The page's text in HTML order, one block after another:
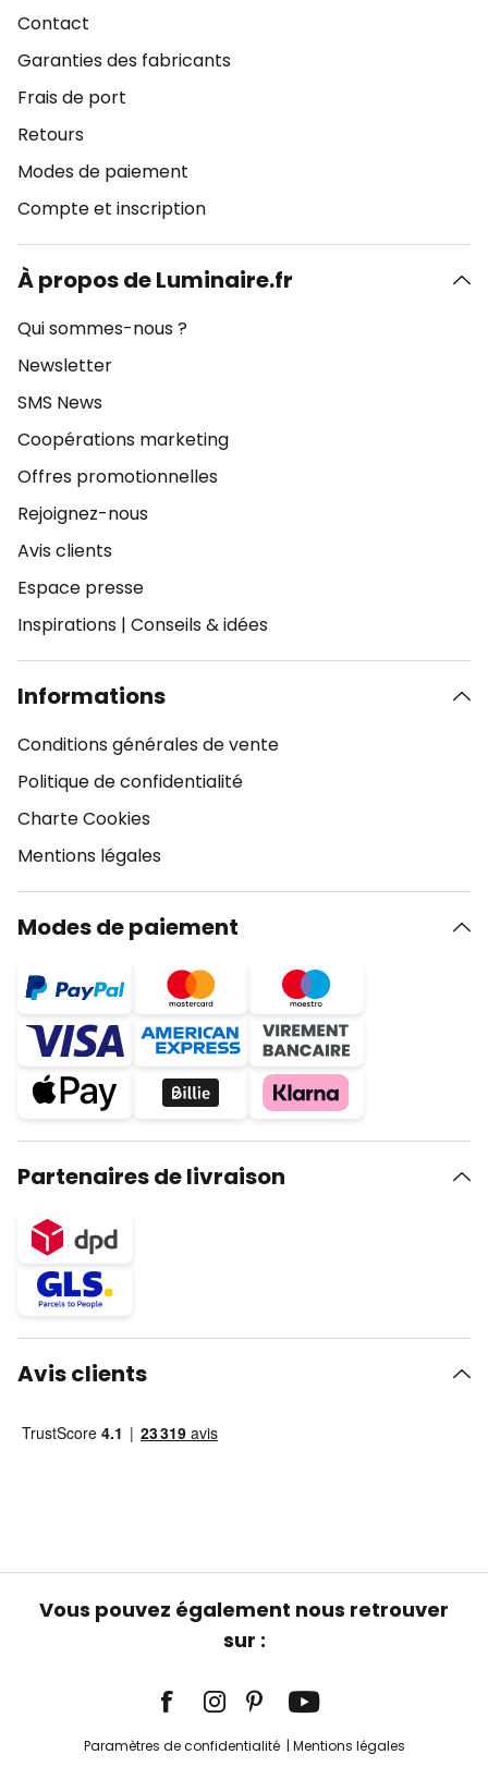
Contact
Garanties des fabricants
Frais de port
Retours
Modes de paiement
Compte et inscription
À propos de Luminaire.fr
Qui sommes-nous ?
Newsletter
SMS News
Coopérations marketing
Offres promotionnelles
Rejoignez-nous
Avis clients
Espace presse
Inspirations | Conseils & idées
Informations
Conditions générales de vente
Politique de confidentialité
Charte Cookies
Mentions légales
Modes de paiement
Partenaires de livraison
Avis clients
Vous pouvez également nous retrouver
sur :
Paramètres de confidentialité Mentions légales